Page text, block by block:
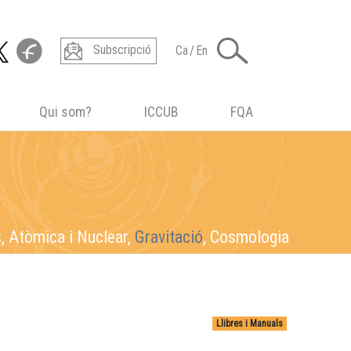
Subscripció Ca/En
Qui som? ICCUB FQA
, Atòmica i Nuclear, Gravitació, Cosmologia
Atòmica i Nuclear, Gravitació, Cosmologia
Atòmica i Nuclear, Gravitació, Cosmologia
Atòmica i Nuclear, Gravitació, Cosmologia
Llibres i Manuals